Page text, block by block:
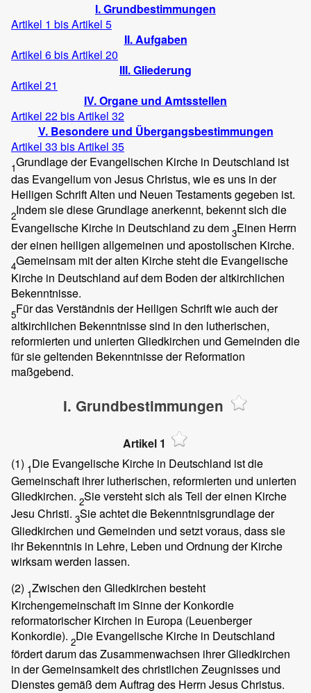
I. Grundbestimmungen
Artikel 1 bis Artikel 5
II. Aufgaben
Artikel 6 bis Artikel 20
III. Gliederung
Artikel 21
IV. Organe und Amtsstellen
Artikel 22 bis Artikel 32
V. Besondere und Übergangsbestimmungen
Artikel 33 bis Artikel 35
1Grundlage der Evangelischen Kirche in Deutschland ist
das Evangelium von Jesus Christus, wie es uns in der
Heiligen Schrift Alten und Neuen Testaments gegeben ist.
2Indem sie diese Grundlage anerkennt, bekennt sich die
Evangelische Kirche in Deutschland zu dem 3Einen Herrn
der einen heiligen allgemeinen und apostolischen Kirche.
4Gemeinsam mit der alten Kirche steht die Evangelische
Kirche in Deutschland auf dem Boden der altkirchlichen
Bekenntnisse.
5Für das Verständnis der Heiligen Schrift wie auch der
altkirchlichen Bekenntnisse sind in den lutherischen,
reformierten und unierten Gliedkirchen und Gemeinden die
für sie geltenden Bekenntnisse der Reformation
maßgebend.
I. Grundbestimmungen
Artikel 1
(1) 1Die Evangelische Kirche in Deutschland ist die
Gemeinschaft ihrer lutherischen, reformierten und unierten
Gliedkirchen. 2Sie versteht sich als Teil der einen Kirche
Jesu Christi. 3Sie achtet die Bekenntnisgrundlage der
Gliedkirchen und Gemeinden und setzt voraus, dass sie
ihr Bekenntnis in Lehre, Leben und Ordnung der Kirche
wirksam werden lassen.
(2) 1Zwischen den Gliedkirchen besteht
Kirchengemeinschaft im Sinne der Konkordie
reformatorischer Kirchen in Europa (Leuenberger
Konkordie). 2Die Evangelische Kirche in Deutschland
fördert darum das Zusammenwachsen ihrer Gliedkirchen
in der Gemeinsamkeit des christlichen Zeugnisses und
Dienstes gemäß dem Auftrag des Herrn Jesus Christus.